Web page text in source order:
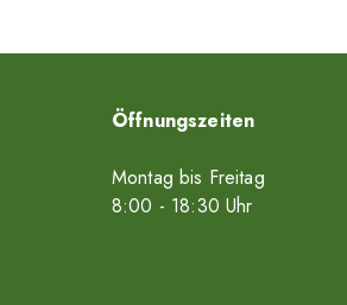
Öffnungszeiten
Montag bis Freitag
8:00 - 18:30 Uhr